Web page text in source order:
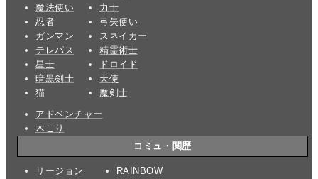
魔法使い
忍者
ガンマン
テレパス
星士
暗黒剣士
猫
力士
弓矢使い
スネイカー
精霊術士
ドロイド
天使
魔剣士
アドベンチャー
木こり
コミュ・閲歴
リージョン
RAINBOW